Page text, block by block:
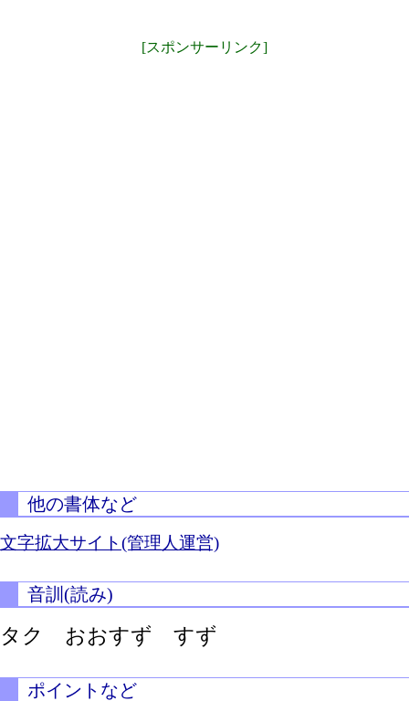
[スポンサーリンク]
他の書体など
文字拡大サイト(管理人運営)
音訓(読み)
タク おおすず すず
ポイントなど